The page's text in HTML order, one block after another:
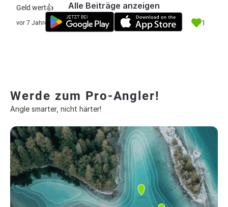
Geld wert👍
vor 7 Jahre 1
Alle Beiträge anzeigen
Werde zum Pro-Angler!
Angle smarter, nicht härter!